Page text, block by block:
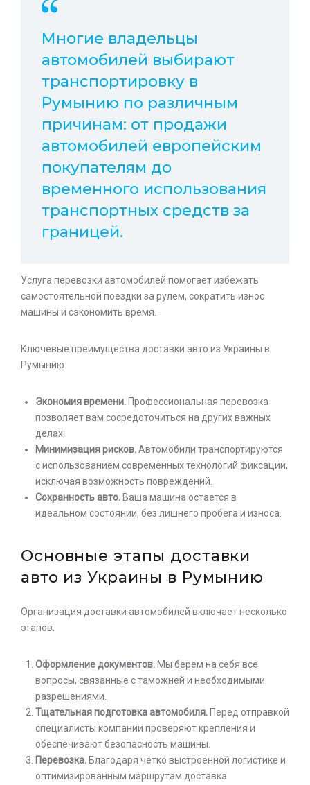
Многие владельцы
автомобилей выбирают
транспортировку в
Румынию по различным
причинам: от продажи
автомобилей европейским
покупателям до
временного использования
транспортных средств за
границей.
Услуга перевозки автомобилей помогает избежать
самостоятельной поездки за рулем, сократить износ
машины и сэкономить время.
Ключевые преимущества доставки авто из Украины в
Румынию:
Экономия времени. Профессиональная перевозка
позволяет вам сосредоточиться на других важных
делах.
Минимизация рисков.Автомобили транспортируются
с использованием современных технологий фиксации,
исключая возможность повреждений.
Сохранность авто. Ваша машина остается в
идеальном состоянии, без лишнего пробега и износа.
Основные этапы доставки
авто из Украины в Румынию
Организация доставки автомобилей включает несколько
этапов:
Оформление документов. Мы берем на себя все
вопросы, связанные с таможней и необходимыми
разрешениями.
Тщательная подготовка автомобиля. Перед отправкой
специалисты компании проверяют крепления и
обеспечивают безопасность машины.
Перевозка. Благодаря четко выстроенной логистике и
оптимизированным маршрутам доставка